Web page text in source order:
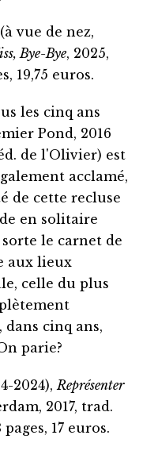
(à vue de nez,
Bye-Bye, 2025,
19,75 euros.
les cinq ans
Pond, 2016
de l'Olivier) est
acclamé,
de cette recluse
en solitaire
le carnet de
aux lieux
celle du plus
cinq ans,
parie?
2024), Représenter
2017, trad.
17 euros.